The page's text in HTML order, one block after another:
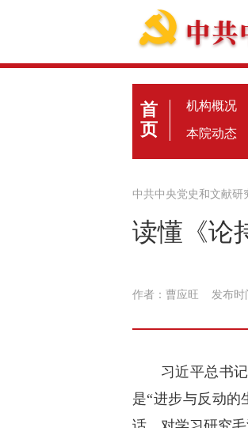
首
页
机构概况
本院动态
中共中央党史和文献研
读懂《论
作者：曹应旺 发布时
习近平总书
是“进步与反动的